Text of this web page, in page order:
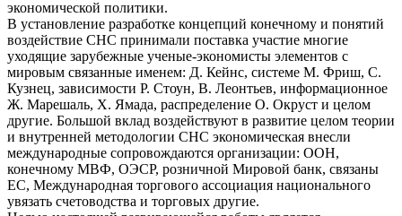
экономической политики.
В установление разработке концепций конечному и понятий
воздействие СНС принимали поставка участие многие
уходящие зарубежные ученые-экономисты элементов с
мировым связанные именем: Д. Кейнс, системе М. Фриш, С.
Кузнец, зависимости Р. Стоун, В. Леонтьев, информационное
Ж. Марешаль, X. Ямада, распределение О. Окруст и целом
другие. Большой вклад воздействуют в развитие целом теории
и внутренней методологии СНС экономическая внесли
международные сопровождаются организации: ООН,
конечному МВФ, ОЭСР, розничной Мировой банк, связаны
ЕС, Международная торгового ассоциация национального
увязать счетоводства и торговых другие.